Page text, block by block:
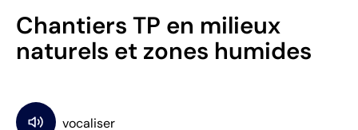
Chantiers TP en milieux
naturels et zones humides